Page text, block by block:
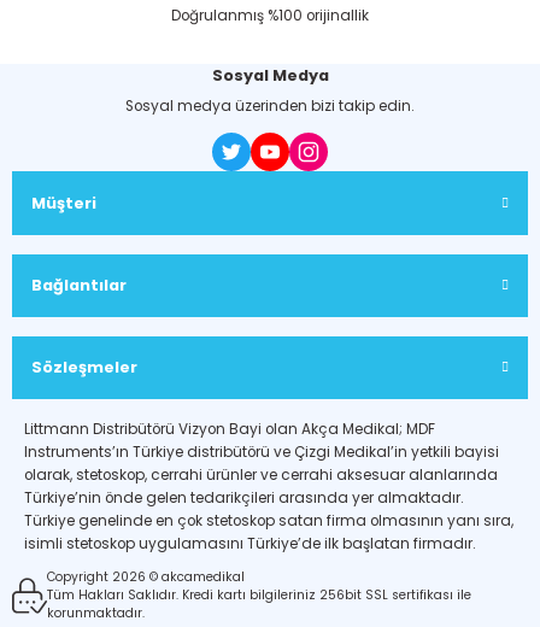
Doğrulanmış %100 orijinallik
Sosyal Medya
Sosyal medya üzerinden bizi takip edin.
Müşteri
Bağlantılar
Sözleşmeler
Littmann Distribütörü Vizyon Bayi olan Akça Medikal; MDF
Instruments’ın Türkiye distribütörü ve Çizgi Medikal’in yetkili bayisi
olarak, stetoskop, cerrahi ürünler ve cerrahi aksesuar alanlarında
Türkiye’nin önde gelen tedarikçileri arasında yer almaktadır.
Türkiye genelinde en çok stetoskop satan firma olmasının yanı sıra,
isimli stetoskop uygulamasını Türkiye’de ilk başlatan firmadır.
Copyright 2026 © akcamedikal
Tüm Hakları Saklıdır. Kredi kartı bilgileriniz 256bit SSL sertifikası ile
korunmaktadır.